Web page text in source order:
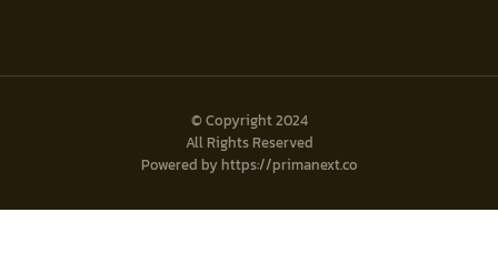
© Copyright 2024
All Rights Reserved
Powered by https://primanext.co